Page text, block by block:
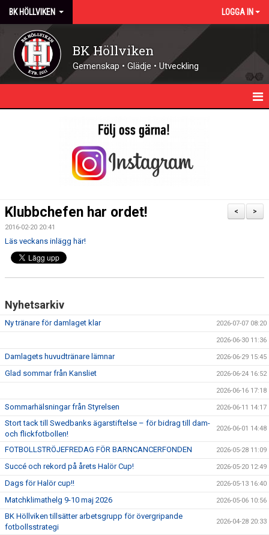
BK HÖLLVIKEN LOGGA IN
BK Höllviken
Gemenskap • Glädje • Utveckling
FÖRENINGEN
DOMARE
BILDGALLERI
DOKUMENT
FÖR BESÖKARE
>
<
Klubbchefen har ordet!
2016-02-20 20:41
Läs veckans inlägg här!
Nyhetsarkiv
Ny tränare för damlaget klar 2026-07-07 08:20
2026-06-30 11:36
Damlagets huvudtränare lämnar 2026-06-29 15:45
Glad sommar från Kansliet 2026-06-24 16:52
2026-06-16 17:18
Sommarhälsningar från Styrelsen 2026-06-11 14:17
Stort tack till Swedbanks ägarstiftelse – för bidrag till dam-
och flickfotbollen!
2026-06-01 14:48
FOTBOLLSTRÖJEFREDAG FÖR BARNCANCERFONDEN 2026-05-28 11:09
Succé och rekord på årets Halör Cup! 2026-05-20 12:49
Dags för Halör cup!! 2026-05-13 16:40
Matchklimathelg 9-10 maj 2026 2026-05-06 10:56
BK Höllviken tillsätter arbetsgrupp för övergripande
fotbollsstrategi
2026-04-28 20:33